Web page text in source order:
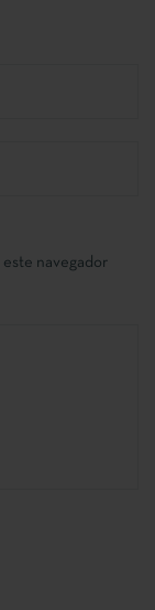
navegador